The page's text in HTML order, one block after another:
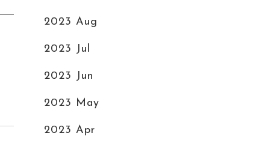
2023 Aug
2023 Jul
2023 Jun
2023 May
2023 Apr